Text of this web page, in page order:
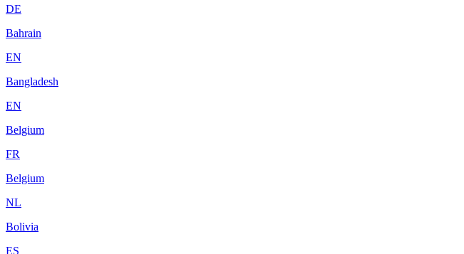
DE
Bahrain
EN
Bangladesh
EN
Belgium
FR
Belgium
NL
Bolivia
ES